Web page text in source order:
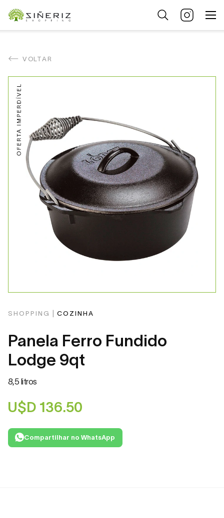
VOLTAR
SHOPPING | COZINHA
Panela Ferro Fundido
Lodge 9qt
8,5 litros
U$D 136.50
Compartilhar no WhatsApp